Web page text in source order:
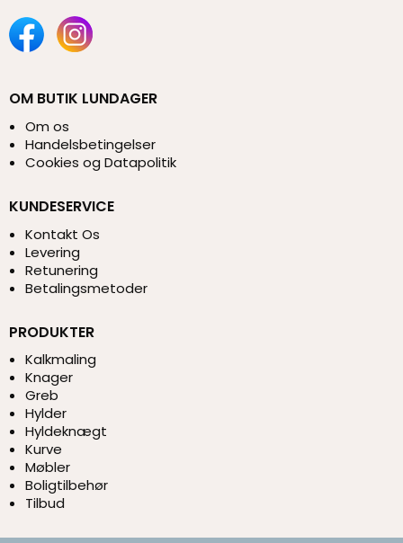
OM BUTIK LUNDAGER
Om os
Handelsbetingelser
Cookies og Datapolitik
KUNDESERVICE
Kontakt Os
Levering
Retunering
Betalingsmetoder
PRODUKTER
Kalkmaling
Knager
Greb
Hylder
Hyldeknægt
Kurve
Møbler
Boligtilbehør
Tilbud